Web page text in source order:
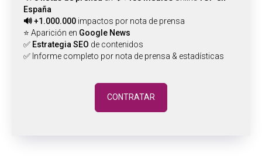
España
🔊+1.000.000 impactos por nota de prensa
⭐ Aparición en Google News
✅ Estrategia SEO de contenidos
✅ Informe completo por nota de prensa & estadísticas
CONTRATAR